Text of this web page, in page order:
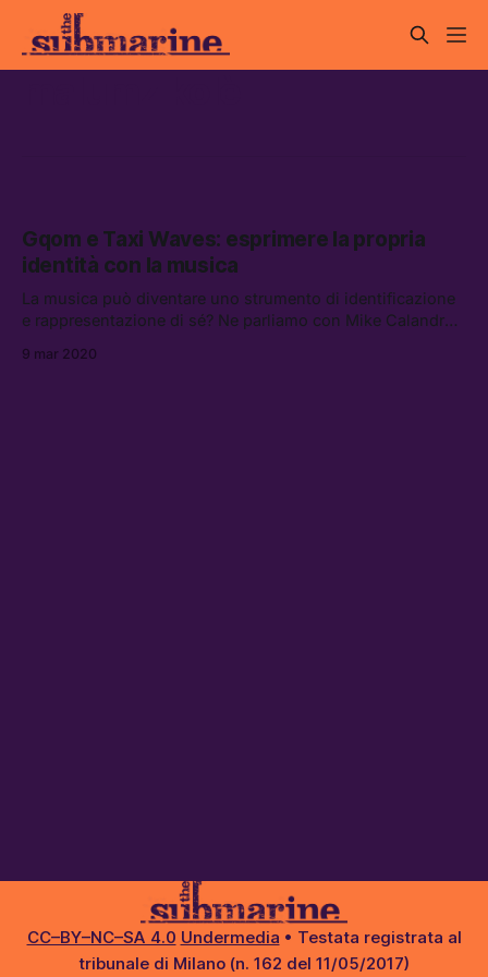
Gqom e Taxi Waves: esprimere la propria
identità con la musica
La musica può diventare uno strumento di identificazione
e rappresentazione di sé? Ne parliamo con Mike Calandra
musica contemporanea della diaspora africana, e
9 mar 2020
CC–BY–NC–SA 4.0 Undermedia • Testata registrata al
tribunale di Milano (n. 162 del 11/05/2017)